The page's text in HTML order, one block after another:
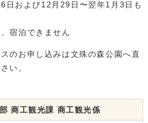
日および12月29日〜翌年1月3日も
宿泊できません
のお申し込みは文殊の森公園へ直
い。
商工観光課 商工観光係